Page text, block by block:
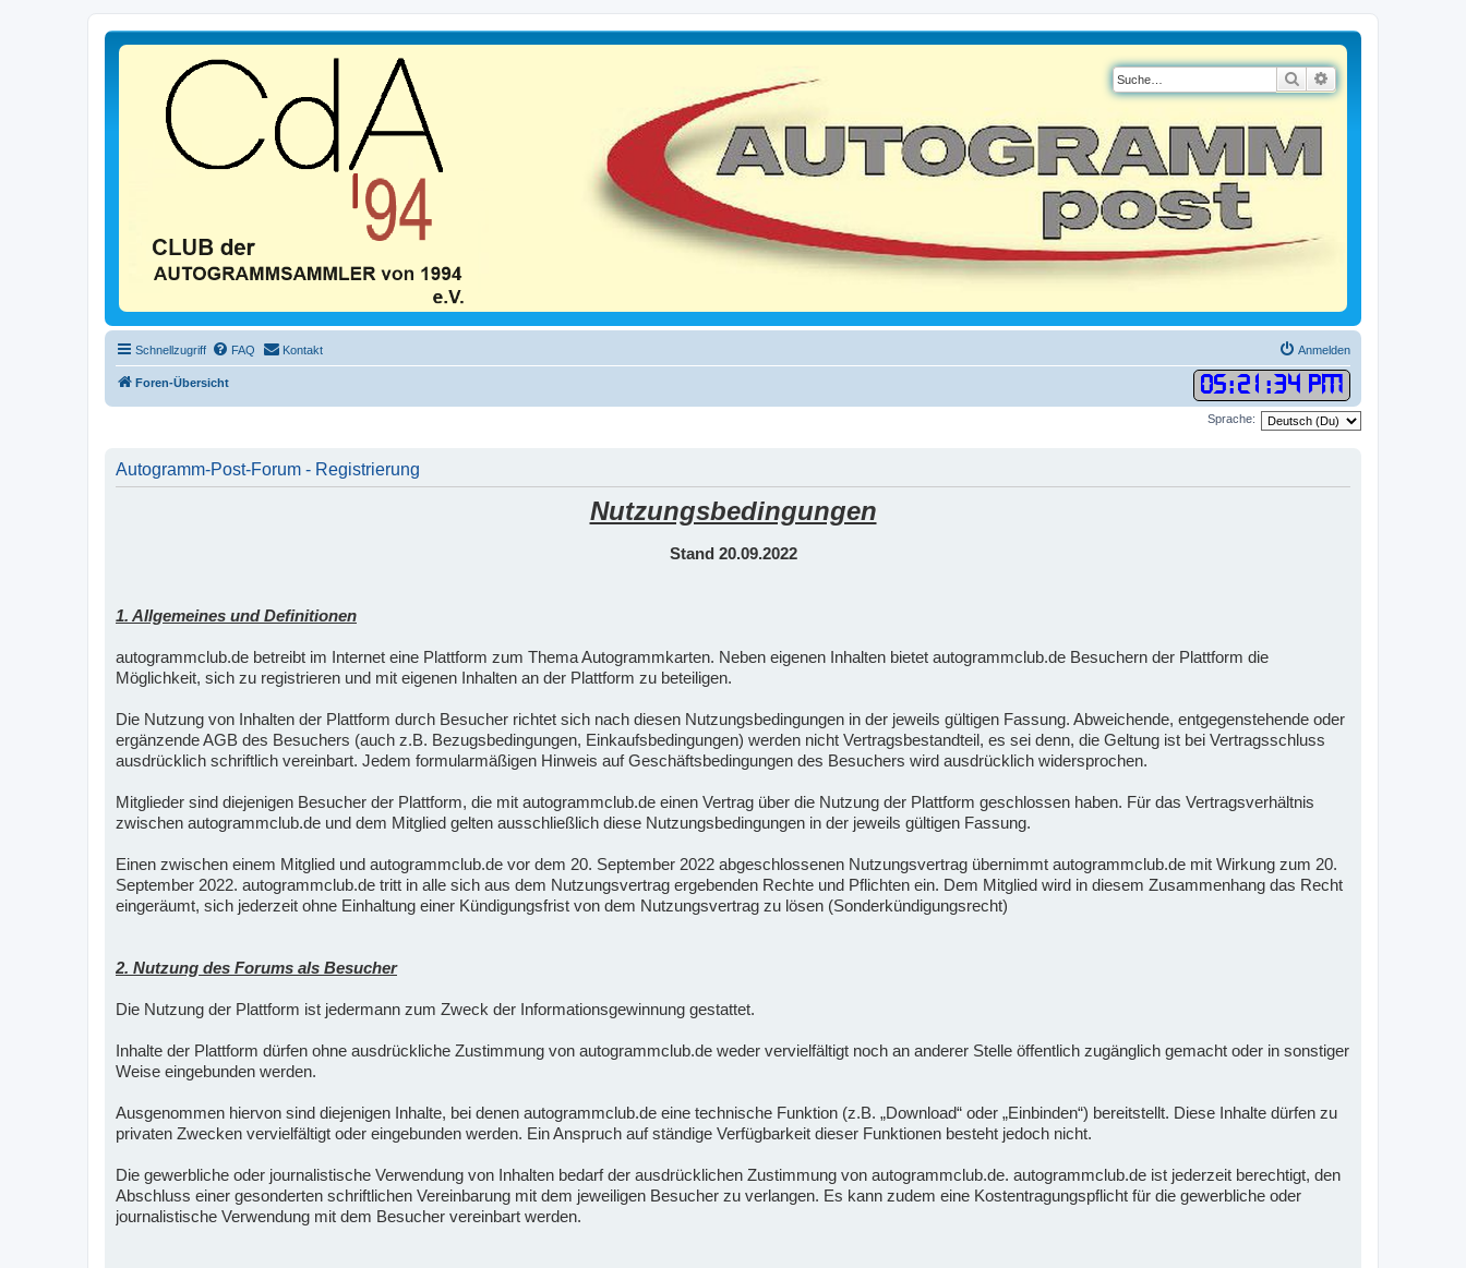
Suche
Schnellzugriff FAQ Kontakt Anmelden
Foren-Übersicht 05:21 :35 PM
Sprache:
Autogramm-Post-Forum - Registrierung
Nutzungsbedingungen
Stand 20.09.2022
1. Allgemeines und Definitionen
autogrammclub.de betreibt im Internet eine Plattform zum Thema Autogrammkarten. Neben eigenen Inhalten bietet autogrammclub.de Besuchern der Plattform die
Möglichkeit, sich zu registrieren und mit eigenen Inhalten an der Plattform zu beteiligen.
Die Nutzung von Inhalten der Plattform durch Besucher richtet sich nach diesen Nutzungsbedingungen in der jeweils gültigen Fassung. Abweichende, entgegenstehende oder
ergänzende AGB des Besuchers (auch z.B. Bezugsbedingungen, Einkaufsbedingungen) werden nicht Vertragsbestandteil, es sei denn, die Geltung ist bei Vertragsschluss
ausdrücklich schriftlich vereinbart. Jedem formularmäßigen Hinweis auf Geschäftsbedingungen des Besuchers wird ausdrücklich widersprochen.
Mitglieder sind diejenigen Besucher der Plattform, die mit autogrammclub.de einen Vertrag über die Nutzung der Plattform geschlossen haben. Für das Vertragsverhältnis
zwischen autogrammclub.de und dem Mitglied gelten ausschließlich diese Nutzungsbedingungen in der jeweils gültigen Fassung.
Einen zwischen einem Mitglied und autogrammclub.de vor dem 20. September 2022 abgeschlossenen Nutzungsvertrag übernimmt autogrammclub.de mit Wirkung zum 20.
September 2022. autogrammclub.de tritt in alle sich aus dem Nutzungsvertrag ergebenden Rechte und Pflichten ein. Dem Mitglied wird in diesem Zusammenhang das Recht
eingeräumt, sich jederzeit ohne Einhaltung einer Kündigungsfrist von dem Nutzungsvertrag zu lösen (Sonderkündigungsrecht)
2. Nutzung des Forums als Besucher
Die Nutzung der Plattform ist jedermann zum Zweck der Informationsgewinnung gestattet.
Inhalte der Plattform dürfen ohne ausdrückliche Zustimmung von autogrammclub.de weder vervielfältigt noch an anderer Stelle öffentlich zugänglich gemacht oder in sonstiger
Weise eingebunden werden.
Ausgenommen hiervon sind diejenigen Inhalte, bei denen autogrammclub.de eine technische Funktion (z.B. „Download“ oder „Einbinden“) bereitstellt. Diese Inhalte dürfen zu
privaten Zwecken vervielfältigt oder eingebunden werden. Ein Anspruch auf ständige Verfügbarkeit dieser Funktionen besteht jedoch nicht.
Die gewerbliche oder journalistische Verwendung von Inhalten bedarf der ausdrücklichen Zustimmung von autogrammclub.de. autogrammclub.de ist jederzeit berechtigt, den
Abschluss einer gesonderten schriftlichen Vereinbarung mit dem jeweiligen Besucher zu verlangen. Es kann zudem eine Kostentragungspflicht für die gewerbliche oder
journalistische Verwendung mit dem Besucher vereinbart werden.